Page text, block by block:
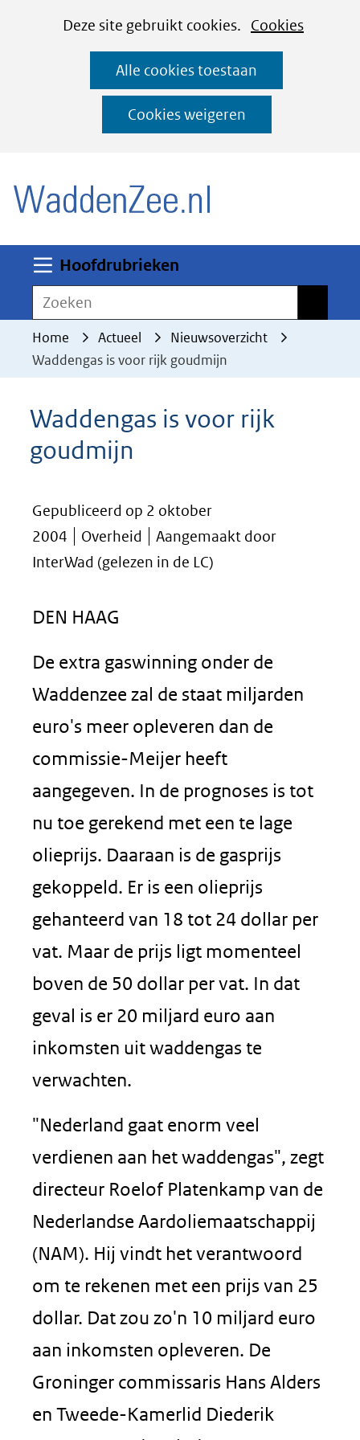
CookiesDeze site gebruikt cookies. Cookies
deze
worden
toegestaan
geweigerd.
Alle cookies toestaan
Cookies weigeren
Ga
naar
de
inhoud
Hoofdrubrieken
Zoeken
Home Actueel
Nieuwsoverzicht
Waddengas is voor rijk goudmijn
Waddengas is voor rijk
goudmijn
Gepubliceerd op 2 oktober
2004
Overheid
Aangemaakt door
InterWad (gelezen in de LC)
DEN HAAG
De extra gaswinning onder de
Waddenzee zal de staat miljarden
euro's meer opleveren dan de
commissie-Meijer heeft
aangegeven. In de prognoses is tot
nu toe gerekend met een te lage
olieprijs. Daaraan is de gasprijs
gekoppeld. Er is een olieprijs
gehanteerd van 18 tot 24 dollar per
vat. Maar de prijs ligt momenteel
boven de 50 dollar per vat. In dat
geval is er 20 miljard euro aan
inkomsten uit waddengas te
verwachten.
"Nederland gaat enorm veel
verdienen aan het waddengas", zegt
directeur Roelof Platenkamp van de
Nederlandse Aardoliemaatschappij
(NAM). Hij vindt het verantwoord
om te rekenen met een prijs van 25
dollar. Dat zou zo'n 10 miljard euro
aan inkomsten opleveren. De
Groninger commissaris Hans Alders
en Tweede-Kamerlid Diederik